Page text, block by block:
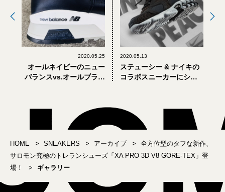
2020.05.25
オールネイビーのニュー
バランスvs.オールブラッ
ーカー2選
2020.05.13
ステューシー & ナイキの
コラボスニーカーにシッ
HOME SNEAKERS アーカイブ
全方位型のタフな新作、
サロモン究極のトレランシューズ「XA PRO 3D V8 GORE-TEX」登
場！
ギャラリー